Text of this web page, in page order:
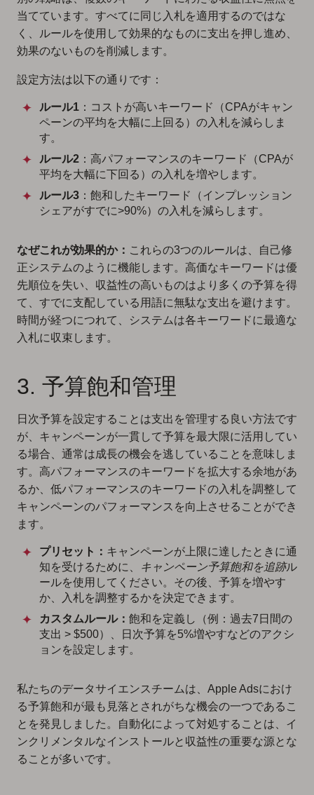
当てています。すべてに同じ入札を適用するのではな
く、ルールを使用して効果的なものに支出を押し進め、
効果のないものを削減します。
設定方法は以下の通りです：
ルール1 ：コストが高いキーワード（CPAがキャン
ペーンの平均を大幅に上回る）の入札を減らしま
す。
ルール2 ：高パフォーマンスのキーワード（CPAが
平均を大幅に下回る）の入札を増やします。
ルール3 ：飽和したキーワード（インプレッション
シェアがすでに>90%）の入札を減らします。
なぜこれが効果的か： これらの3つのルールは、自己修
正システムのように機能します。高価なキーワードは優
先順位を失い、収益性の高いものはより多くの予算を得
て、すでに支配している用語に無駄な支出を避けます。
時間が経つにつれて、システムは各キーワードに最適な
入札に収束します。
3. 予算飽和管理
日次予算を設定することは支出を管理する良い方法です
が、キャンペーンが一貫して予算を最大限に活用してい
る場合、通常は成長の機会を逃していることを意味しま
す。高パフォーマンスのキーワードを拡大する余地があ
るか、低パフォーマンスのキーワードの入札を調整して
キャンペーンのパフォーマンスを向上させることができ
ます。
プリセット： キャンペーンが上限に達したときに通
知を受けるために、
キャンペーン予算飽和を追跡ル
ールを使用してください。その後、予算を増やす
か、入札を調整するかを決定できます。
カスタムルール： 飽和を定義し（例：過去7日間の
支出 > $500）、日次予算を5%増やすなどのアクシ
ョンを設定します。
私たちのデータサイエンスチームは、Apple Adsにおけ
る予算飽和が最も見落とされがちな機会の一つであるこ
とを発見しました。自動化によって対処することは、イ
ンクリメンタルなインストールと収益性の重要な源とな
ることが多いです。